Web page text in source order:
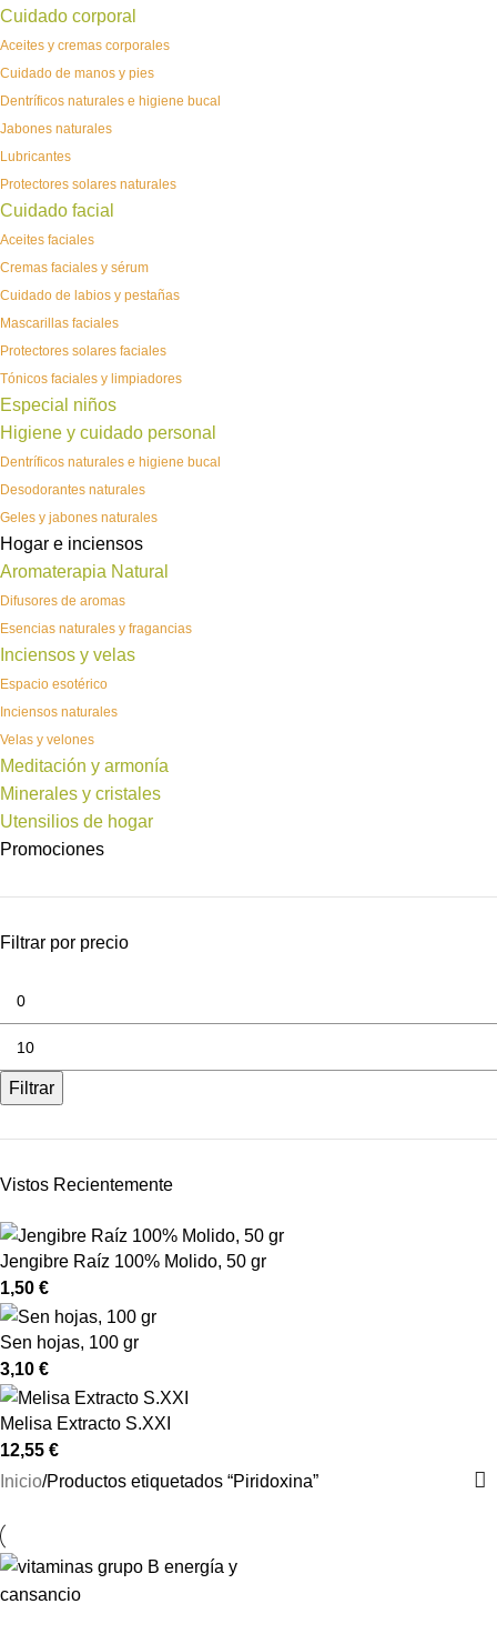
Cuidado corporal
Aceites y cremas corporales
Cuidado de manos y pies
Dentríficos naturales e higiene bucal
Jabones naturales
Lubricantes
Protectores solares naturales
Cuidado facial
Aceites faciales
Cremas faciales y sérum
Cuidado de labios y pestañas
Mascarillas faciales
Protectores solares faciales
Tónicos faciales y limpiadores
Especial niños
Higiene y cuidado personal
Dentríficos naturales e higiene bucal
Desodorantes naturales
Geles y jabones naturales
Hogar e inciensos
Aromaterapia Natural
Difusores de aromas
Esencias naturales y fragancias
Inciensos y velas
Espacio esotérico
Inciensos naturales
Velas y velones
Meditación y armonía
Minerales y cristales
Utensilios de hogar
Promociones
Filtrar por precio
Filtrar
Vistos Recientemente
Jengibre Raíz 100% Molido, 50 gr
1,50 €
Sen hojas, 100 gr
3,10 €
Melisa Extracto S.XXI
12,55 €
Inicio Productos etiquetados “Piridoxina”